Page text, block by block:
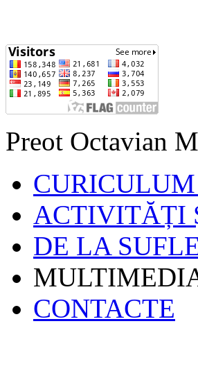
Preot Octavian
ACTIVITĂȚI
DE LA
CONTACTE